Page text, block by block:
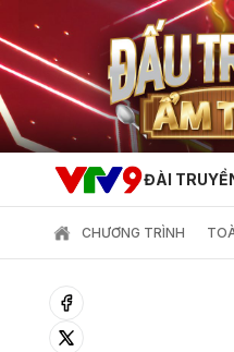
ĐÀI
CHƯƠNG TRÌNH